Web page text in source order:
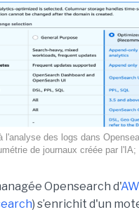
l'analyse des logs dans
de journaux créée par l'IA;
Opensearch d'
) s’enrichit d'un